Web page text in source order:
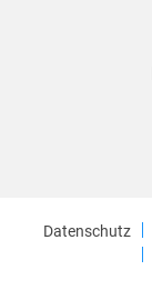
Datenschutz